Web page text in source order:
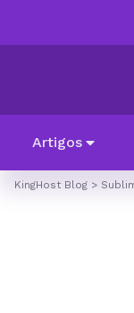
Artigos
KingHost Blog >